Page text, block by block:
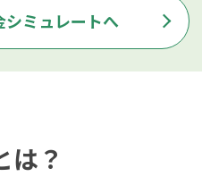
シミュレートへ
は？